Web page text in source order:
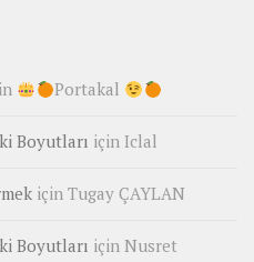
Portakal
Boyutları için Iclal
için Tugay ÇAYLAN
Boyutları için Nusret